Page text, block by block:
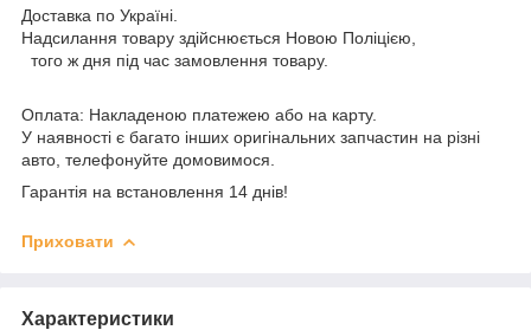
Доставка по Україні.
Надсилання товару здійснюється Новою Поліцією,
того ж дня під час замовлення товару.
Оплата: Накладеною платежею або на карту.
У наявності є багато інших оригінальних запчастин на різні
авто, телефонуйте домовимося.
Гарантія на встановлення 14 днів!
Приховати
Характеристики